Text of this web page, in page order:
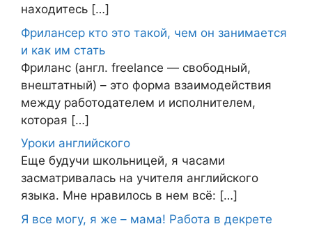
находитесь […]
Фрилансер кто это такой, чем он занимается
и как им стать
Фриланс (англ. freelance — свободный,
внештатный) – это форма взаимодействия
между работодателем и исполнителем,
которая […]
Уроки английского
Еще будучи школьницей, я часами
засматривалась на учителя английского
языка. Мне нравилось в нем всё: […]
Я все могу, я же – мама! Работа в декрете